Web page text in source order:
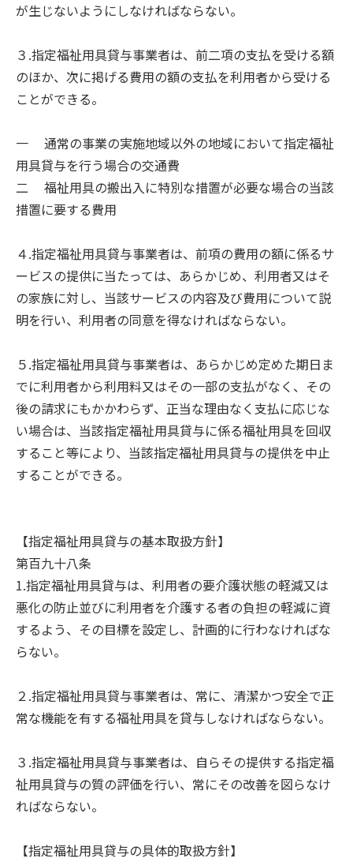
が生じないようにしなければならない。
３.指定福祉用具貸与事業者は、前二項の支払を受ける額
のほか、次に掲げる費用の額の支払を利用者から受ける
ことができる。
一 通常の事業の実施地域以外の地域において指定福祉
用具貸与を行う場合の交通費
二 福祉用具の搬出入に特別な措置が必要な場合の当該
措置に要する費用
４.指定福祉用具貸与事業者は、前項の費用の額に係るサ
ービスの提供に当たっては、あらかじめ、利用者又はそ
の家族に対し、当該サービスの内容及び費用について説
明を行い、利用者の同意を得なければならない。
５.指定福祉用具貸与事業者は、あらかじめ定めた期日ま
でに利用者から利用料又はその一部の支払がなく、その
後の請求にもかかわらず、正当な理由なく支払に応じな
い場合は、当該指定福祉用具貸与に係る福祉用具を回収
すること等により、当該指定福祉用具貸与の提供を中止
することができる。
【指定福祉用具貸与の基本取扱方針】
第百九十八条
1.指定福祉用具貸与は、利用者の要介護状態の軽減又は
悪化の防止並びに利用者を介護する者の負担の軽減に資
するよう、その目標を設定し、計画的に行わなければな
らない。
２.指定福祉用具貸与事業者は、常に、清潔かつ安全で正
常な機能を有する福祉用具を貸与しなければならない。
３.指定福祉用具貸与事業者は、自らその提供する指定福
祉用具貸与の質の評価を行い、常にその改善を図らなけ
ればならない。
【指定福祉用具貸与の具体的取扱方針】